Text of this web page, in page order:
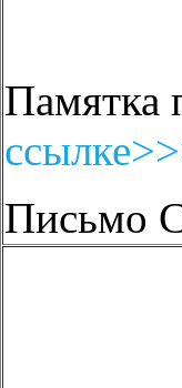
Памятка
Письмо